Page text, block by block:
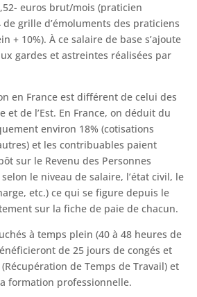
euros brut/mois (praticien
grille d’émoluments des praticiens
+ 10%). À ce salaire de base s’ajoute
gardes et astreintes réalisées par
en France est différent de celui des
et de l’Est. En France, on déduit du
environ 18% (cotisations
et les contribuables paient
sur le Revenu des Personnes
le niveau de salaire, l’état civil, le
etc.) ce qui se figure depuis le
sur la fiche de paie de chacun.
à temps plein (40 à 48 heures de
de 25 jours de congés et
de Temps de Travail) et
formation professionnelle.